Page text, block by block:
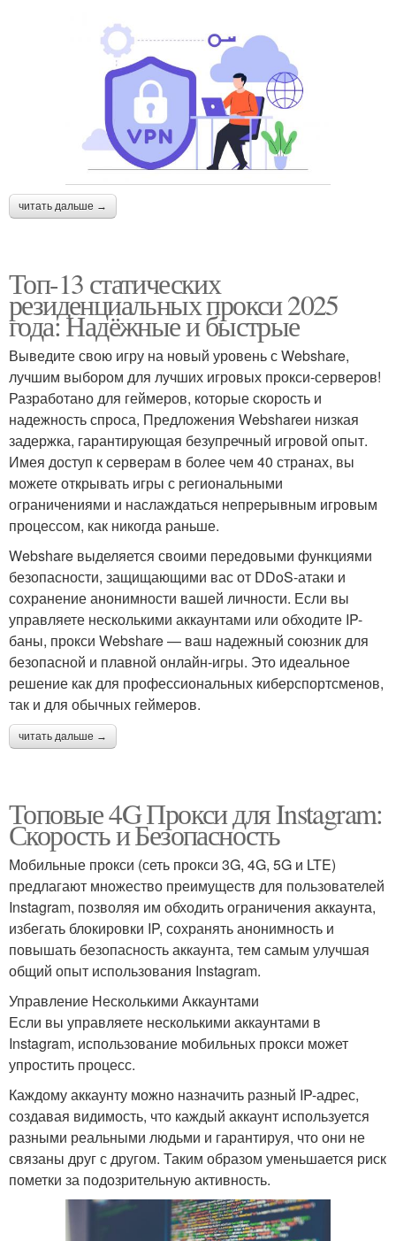
читать дальше →
Топ-13 статических
резиденциальных прокси 2025
года: Надёжные и быстрые
Выведите свою игру на новый уровень с Webshare,
лучшим выбором для лучших игровых прокси-серверов!
Разработано для геймеров, которые скорость и
надежность спроса, Предложения Webshareи низкая
задержка, гарантирующая безупречный игровой опыт.
Имея доступ к серверам в более чем 40 странах, вы
можете открывать игры с региональными
ограничениями и наслаждаться непрерывным игровым
процессом, как никогда раньше.
Webshare выделяется своими передовыми функциями
безопасности, защищающими вас от DDoS-атаки и
сохранение анонимности вашей личности. Если вы
управляете несколькими аккаунтами или обходите IP-
баны, прокси Webshare — ваш надежный союзник для
безопасной и плавной онлайн-игры. Это идеальное
решение как для профессиональных киберспортсменов,
так и для обычных геймеров.
читать дальше →
Топовые 4G Прокси для Instagram:
Скорость и Безопасность
Мобильные прокси (сеть прокси 3G, 4G, 5G и LTE)
предлагают множество преимуществ для пользователей
Instagram, позволяя им обходить ограничения аккаунта,
избегать блокировки IP, сохранять анонимность и
повышать безопасность аккаунта, тем самым улучшая
общий опыт использования Instagram.
Управление Несколькими Аккаунтами
Если вы управляете несколькими аккаунтами в
Instagram, использование мобильных прокси может
упростить процесс.
Каждому аккаунту можно назначить разный IP-адрес,
создавая видимость, что каждый аккаунт используется
разными реальными людьми и гарантируя, что они не
связаны друг с другом. Таким образом уменьшается риск
пометки за подозрительную активность.